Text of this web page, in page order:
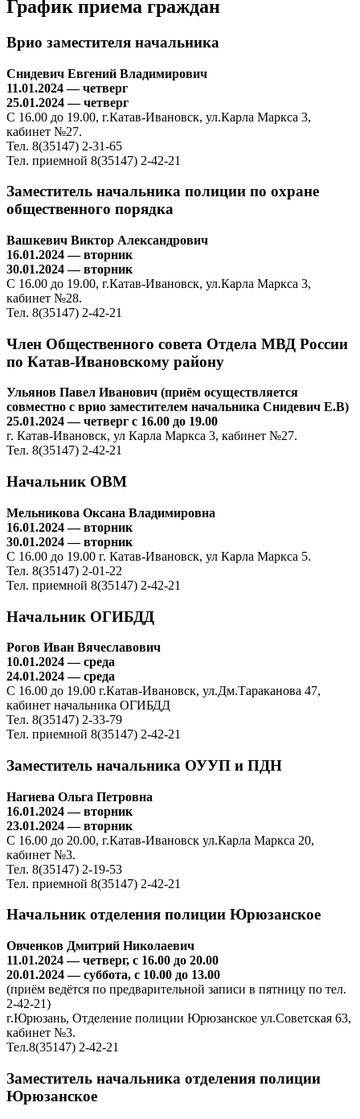
График приема граждан
Врио заместителя начальника
Снидевич Евгений Владимирович
11.01.2024 — четверг
25.01.2024 — четверг
С 16.00 до 19.00, г.Катав-Ивановск, ул.Карла Маркса 3,
кабинет №27.
Тел. 8(35147) 2-31-65
Тел. приемной 8(35147) 2-42-21
Заместитель начальника полиции по охране
общественного порядка
Вашкевич Виктор Александрович
16.01.2024 — вторник
30.01.2024 — вторник
С 16.00 до 19.00, г.Катав-Ивановск, ул.Карла Маркса 3,
кабинет №28.
Тел. 8(35147) 2-42-21
Член Общественного совета Отдела МВД России
по Катав-Ивановскому району
Ульянов Павел Иванович (приём осуществляется
совместно с врио заместителем начальника Снидевич Е.В)
25.01.2024 — четверг с 16.00 до 19.00
г. Катав-Ивановск, ул Карла Маркса 3, кабинет №27.
Тел. 8(35147) 2-42-21
Начальник ОВМ
Мельникова Оксана Владимировна
16.01.2024 — вторник
30.01.2024 — вторник
С 16.00 до 19.00 г. Катав-Ивановск, ул Карла Маркса 5.
Тел. 8(35147) 2-01-22
Тел. приемной 8(35147) 2-42-21
Начальник ОГИБДД
Рогов Иван Вячеславович
10.01.2024 — среда
24.01.2024 — среда
С 16.00 до 19.00 г.Катав-Ивановск, ул.Дм.Тараканова 47,
кабинет начальника ОГИБДД
Тел. 8(35147) 2-33-79
Тел. приемной 8(35147) 2-42-21
Заместитель начальника ОУУП и ПДН
Нагиева Ольга Петровна
16.01.2024 — вторник
23.01.2024 — вторник
С 16.00 до 20.00, г.Катав-Ивановск ул.Карла Маркса 20,
кабинет №3.
Тел. 8(35147) 2-19-53
Тел. приемной 8(35147) 2-42-21
Начальник отделения полиции Юрюзанское
Овченков Дмитрий Николаевич
11.01.2024 — четверг, с 16.00 до 20.00
20.01.2024 — суббота, с 10.00 до 13.00
(приём ведётся по предварительной записи в пятницу по тел.
2-42-21)
г.Юрюзань, Отделение полиции Юрюзанское ул.Советская 63,
кабинет №3.
Тел.8(35147) 2-42-21
Заместитель начальника отделения полиции
Юрюзанское